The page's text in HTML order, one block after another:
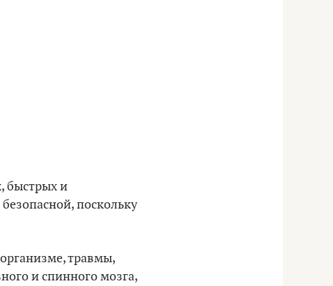
быстрых и
поскольку
травмы,
и спинного мозга,